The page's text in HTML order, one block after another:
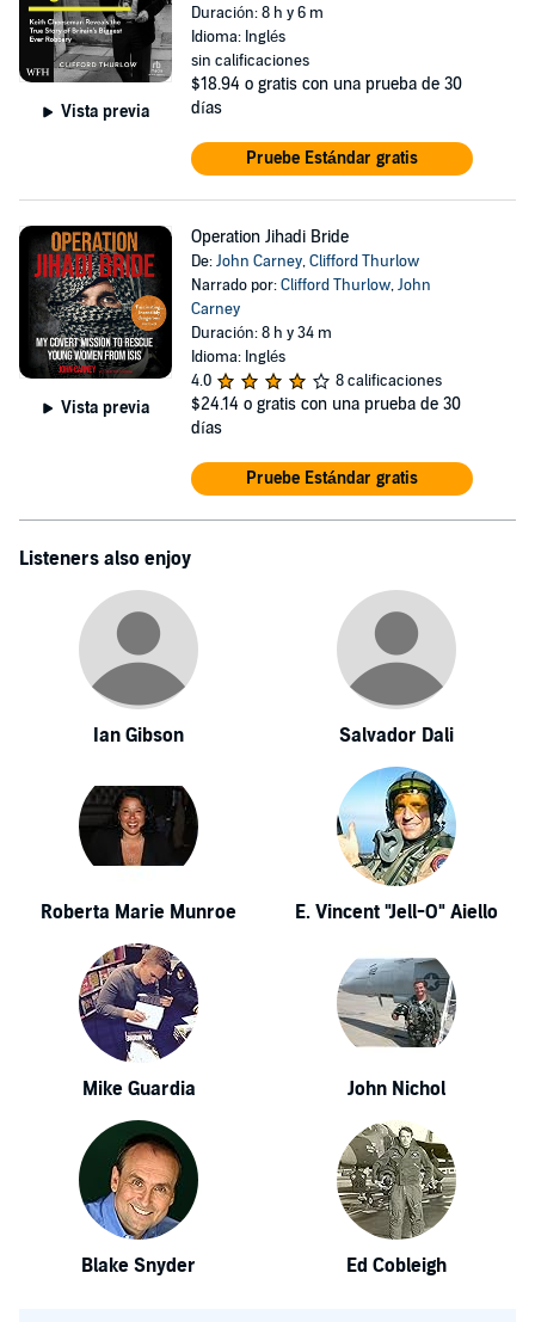
Vista previa
Duración: 8 h y 6 m
Idioma: Inglés
sin calificaciones
$18.94 o gratis con una prueba de 30
días
Pruebe Estándar gratis
Vista previa
Operation Jihadi Bride
De:John Carney,Clifford Thurlow
Narrado por:Clifford Thurlow,John
Carney
Duración: 8 h y 34 m
Idioma: Inglés
4.0
8 calificaciones
$24.14 o gratis con una prueba de 30
días
Pruebe Estándar gratis
Listeners also enjoy
Ian Gibson Salvador Dali
Roberta Marie Munroe E. Vincent "Jell-O" Aiello
Mike Guardia John Nichol
Blake Snyder Ed Cobleigh